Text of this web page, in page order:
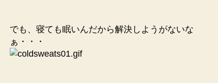
でも、寝ても眠いんだから解決しようがないな
ぁ・・・